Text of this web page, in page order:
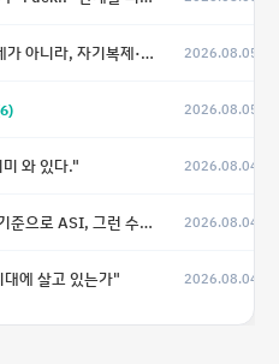
스템의 피해에는 이론적으로 상한이 없다는 것이 문제" 2026.08.05
2026.08.05
와 있다." 2026.08.04
수준은 바로 다음 분기에 온다" 2026.08.04
에 살고 있는가" 2026.08.04